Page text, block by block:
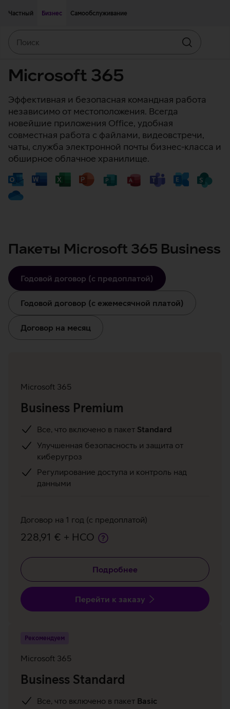
Частный
Бизнес Самообслуживание
Искать
Microsoft 365
Эффективная и безопасная командная работа
независимо от местоположения. Всегда
новейшие приложения Office, удобная
совместная работа с файлами, видеовстречи,
чаты, служба электронной почты бизнес-класса и
обширное облачное хранилище.
Пакеты Microsoft 365 Business
Годовой договор (с предоплатой)
Годовой договор (с ежемесячной платой)
Договор на месяц
предоплатой)
Microsoft 365
Business Premium
Все, что включено в пакет Standard
Улучшенная безопасность и защита от
киберугроз
Регулирование доступа и контроль над
данными
Договор на 1 год (с предоплатой)
228,91 € + НСО
Подробнее
Перейти к заказу
Рекомендуем
Microsoft 365
Business Standard
Все, что включено в пакет Basic